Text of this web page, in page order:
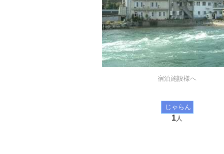
宿泊施設様へ
じゃらん
1人